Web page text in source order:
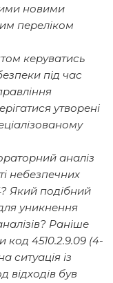
новими
переліком
керуватись
під час
утворені
аналіз
небезпечних
Який подібний
уникнення
Раніше
код 4510.2.9.09 (4-
ситуація із
відходів був